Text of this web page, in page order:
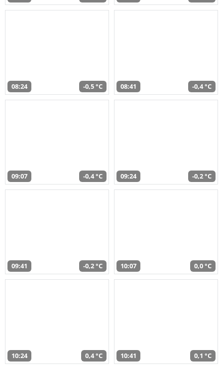
08:24 -0,5 °C 08:41 -0,4 °C
09:07 -0,4 °C 09:24 -0,2 °C
09:41 -0,2 °C 10:07 0,0 °C
10:24 0,4 °C 10:41 0,1 °C